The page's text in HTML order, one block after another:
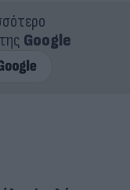
Google